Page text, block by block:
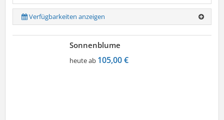
Verfügbarkeiten anzeigen
Sonnenblume
heute ab 105,00 €